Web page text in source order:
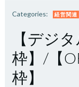
Categories: 経営関連
【デジ
枠】/【
枠】